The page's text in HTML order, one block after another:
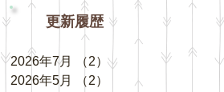
更新履歴
2026年7月 （2）2件の記事
2026年5月
（2）
2件の記事